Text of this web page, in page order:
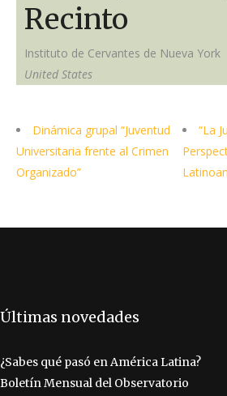
Recinto
Instituto de Cervantes de Nueva York
United States
Dinámica grupal “Juventud
Universitaria frente al Crimen
Organizado”
“La
Últimas novedades
¿Sabes qué pasó en América Latina?
Boletín Mensual del Observatorio